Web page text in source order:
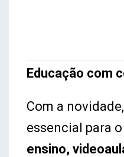
Educação com
Com a
essencial para
ensino,